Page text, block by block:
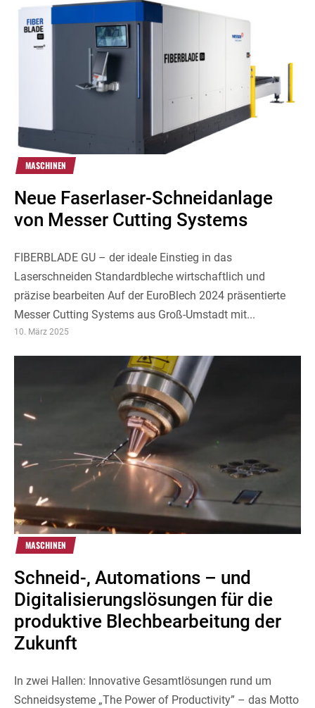
MASCHINEN
Neue Faserlaser-Schneidanlage
von Messer Cutting Systems
FIBERBLADE GU – der ideale Einstieg in das
Laserschneiden Standardbleche wirtschaftlich und
präzise bearbeiten Auf der EuroBlech 2024 präsentierte
Messer Cutting Systems aus Groß-Umstadt mit...
10. März 2025
MASCHINEN
Schneid-, Automations – und
Digitalisierungslösungen für die
produktive Blechbearbeitung der
Zukunft
In zwei Hallen: Innovative Gesamtlösungen rund um
Schneidsysteme „The Power of Productivity” – das Motto